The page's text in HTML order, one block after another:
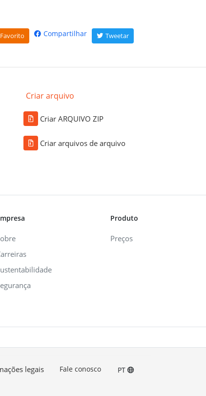
Favorito Compartilhar Tweetar
Criar arquivo
Criar ARQUIVO ZIP
Criar arquivos de arquivo
Produto
Preços
legais Fale conosco PT